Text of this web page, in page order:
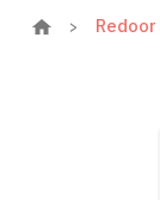
Redoor